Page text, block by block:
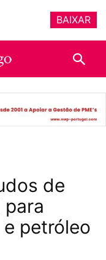
de
petróleo
BAIXAR